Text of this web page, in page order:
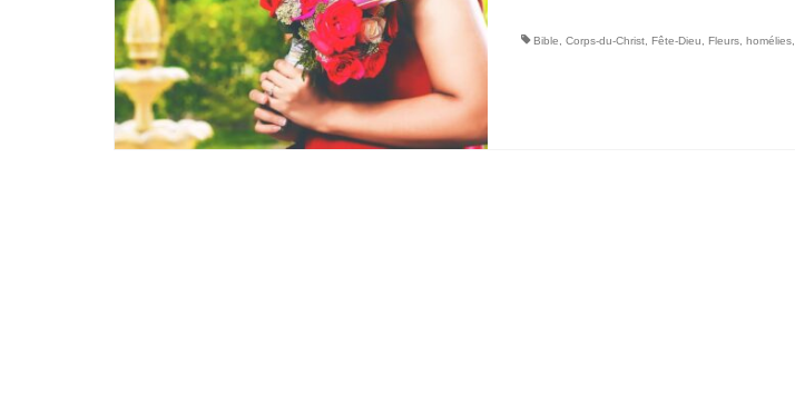
Bible Corps-du-Christ, Fête-Dieu Fleurs, homélies,